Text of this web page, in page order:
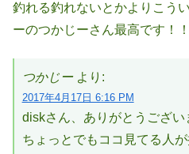
釣れる釣れないとかよりこう
ーのつかじーさん最高です！！
つかじー より:
2017年4月17日 6:16 PM
diskさん、ありがとうござい
ちょっとでもココ見てる人